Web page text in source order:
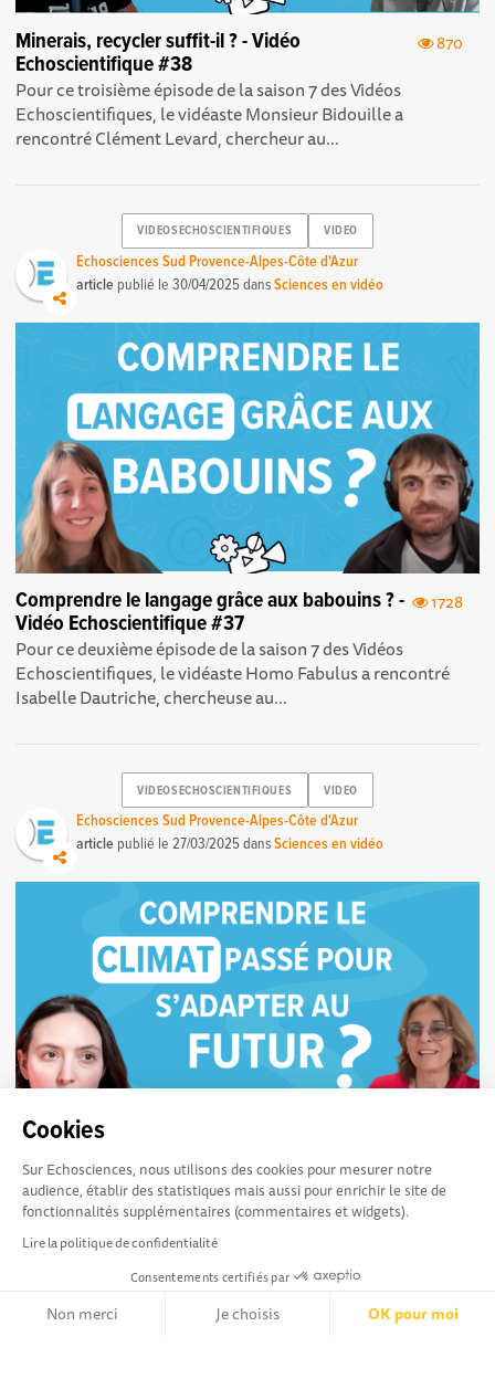
Cookies
Sur Echosciences, nous utilisons des cookies pour mesurer notre
audience, établir des statistiques mais aussi pour enrichir le site de
fonctionnalités supplémentaires (commentaires et widgets).
Lire la politique de confidentialité
Consentements certifiés par
Non merci Je choisis OK pour moi
870
Minerais, recycler suffit-il ? - Vidéo
Echoscientifique #38
Pour ce troisième épisode de la saison 7 des Vidéos
Echoscientifiques , le vidéaste Monsieur Bidouille a
rencontré Clément Levard, chercheur au...
VIDEOSECHOSCIENTIFIQUES VIDEO
Echosciences Sud Provence-Alpes-Côte d'Azur
article publié le30/04/2025dansSciences en vidéo
1728
Comprendre le langage grâce aux babouins ? -
Vidéo Echoscientifique #37
Pour ce deuxième épisode de la saison 7 des Vidéos
Echoscientifiques , le vidéaste Homo Fabulus a rencontré
Isabelle Dautriche, chercheuse au...
VIDEOSECHOSCIENTIFIQUES VIDEO
Echosciences Sud Provence-Alpes-Côte d'Azur
article publié le27/03/2025dansSciences en vidéo
1363
Comprendre le climat passé pour s'adapter au
futur ? - Vidéo Echoscientifique #36
Pour ce premier épisode de la saison 7 des Vidéos
Echoscientifiques , la vidéaste Passé sauvage a rencontré
Marie Revel, maître de conférence à...